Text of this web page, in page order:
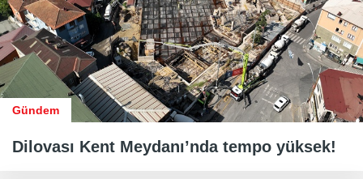
Gündem
Dilovası Kent Meydanı’nda tempo yüksek!